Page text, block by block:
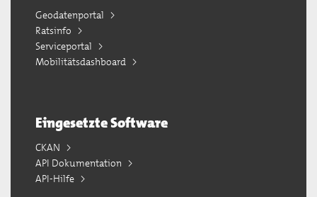
Geodatenportal
Ratsinfo
Serviceportal
Mobilitätsdashboard
Eingesetzte Software
CKAN
API Dokumentation
API-Hilfe